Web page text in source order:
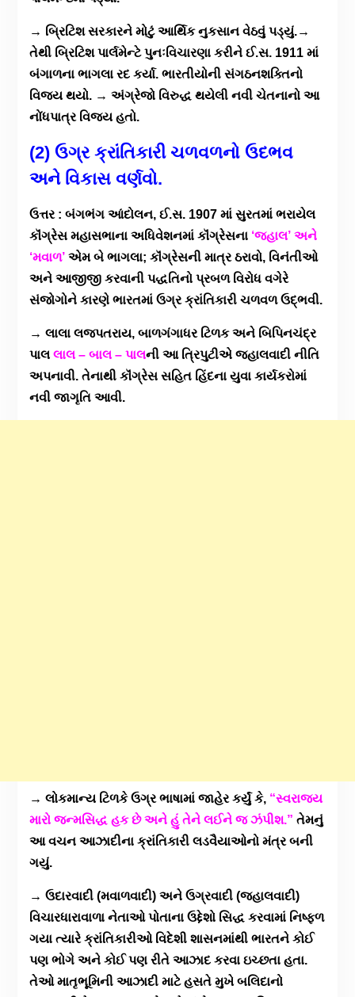
→ બ્રિટિશ સરકારને મોટું આર્થિક નુકસાન વેઠવું પડ્યું.→
તેથી બ્રિટિશ પાર્લમેન્ટે પુનઃવિચારણા કરીને ઈ.સ. 1911 માં
બંગાળના ભાગલા રદ કર્યા. ભારતીયોની સંગઠનશક્તિનો
વિજય થયો. → અંગ્રેજો વિરુદ્ધ થયેલી નવી ચેતનાનો આ
નોંધપાત્ર વિજય હતો.
(2) ઉગ્ર ક્રાંતિકારી ચળવળનો ઉદભવ
અને વિકાસ વર્ણવો.
ઉત્તર : બંગભંગ આંદોલન, ઈ.સ. 1907 માં સુરતમાં ભરાયેલ
કૉંગ્રેસ મહાસભાના અધિવેશનમાં કૉંગ્રેસના ‘જહાલ’ અને
‘મવાળ’એમ બે ભાગલા; કૉંગ્રેસની માત્ર ઠરાવો, વિનંતીઓ
અને આજીજી કરવાની પદ્ધતિનો પ્રબળ વિરોધ વગેરે
સંજોગોને કારણે ભારતમાં ઉગ્ર ક્રાંતિકારી ચળવળ ઉદ્ભવી.
→ લાલા લજપતરાય, બાળગંગાધર ટિળક અને બિપિનચંદ્ર
પાલ લાલ – બાલ – પાલની આ ત્રિપુટીએ જહાલવાદી નીતિ
અપનાવી. તેનાથી કૉંગ્રેસ સહિત હિંદના યુવા કાર્યકરોમાં
નવી જાગૃતિ આવી.
→ લોકમાન્ય ટિળકે ઉગ્ર ભાષામાં જાહેર કર્યું કે, “સ્વરાજ્ય
મારો જન્મસિદ્ધ હક છે અને હું તેને લઈને જ ઝંપીશ.” તેમનું
આ વચન આઝાદીના ક્રાંતિકારી લડવૈયાઓનો મંત્ર બની
ગયું.
→ ઉદારવાદી (મવાળવાદી) અને ઉગ્રવાદી (જહાલવાદી)
વિચારધારાવાળા નેતાઓ પોતાના ઉદ્દેશો સિદ્ધ કરવામાં નિષ્ફળ
ગયા ત્યારે ક્રાંતિકારીઓ વિદેશી શાસનમાંથી ભારતને કોઈ
પણ ભોગે અને કોઈ પણ રીતે આઝાદ કરવા ઇચ્છતા હતા.
તેઓ માતૃભૂમિની આઝાદી માટે હસતે મુખે બલિદાનો